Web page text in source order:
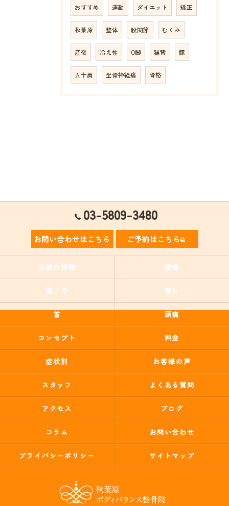
おすすめ 運動 ダイエット 矯正
秋葉原 整体 股関節 むくみ
産後 冷え性 O脚 猫背 膝
五十肩 坐骨神経痛 骨格
03-5809-3480
お問い合わせはこちら ご予約はこちら
当院の特徴 腰痛
肩こり 歪み
首 頭痛
コンセプト 料金
症状別 お客様の声
スタッフ よくある質問
アクセス ブログ
コラム お問い合わせ
プライバシーポリシー サイトマップ